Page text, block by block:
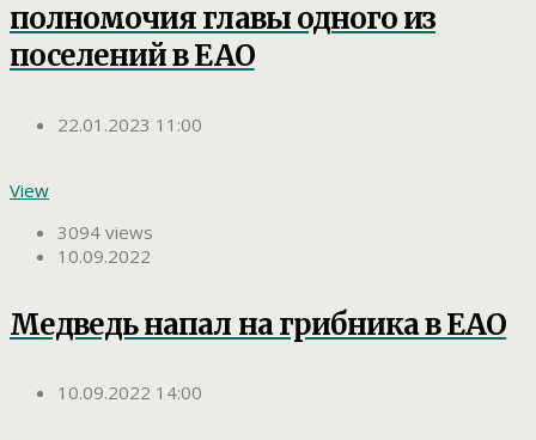
полномочия главы одного из
поселений в ЕАО
22.01.2023 11:00
View
3094 views
10.09.2022
Медведь напал на грибника в ЕАО
10.09.2022 14:00